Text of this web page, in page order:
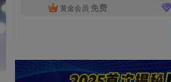
黄金会员 免费